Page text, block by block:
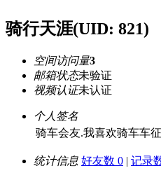
骑行天涯(UID: 821)
空间访问量3
邮箱状态未验证
视频认证未认证
个人签名
骑车会友.我喜欢骑车车
统计信息 好友数 0 | 记录